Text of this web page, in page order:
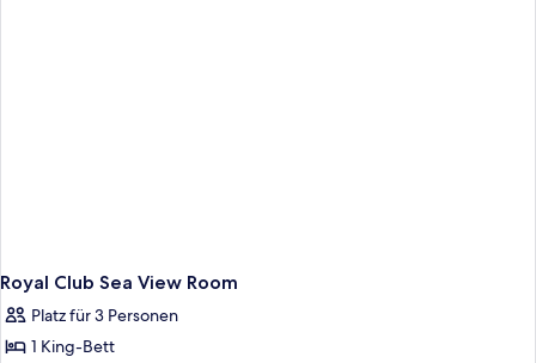
Royal Club Sea View Room
Platz für 3 Personen
1 King-Bett